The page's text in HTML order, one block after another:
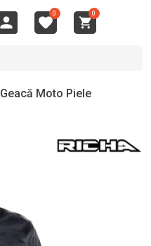
0 0
Geacă Moto Piele